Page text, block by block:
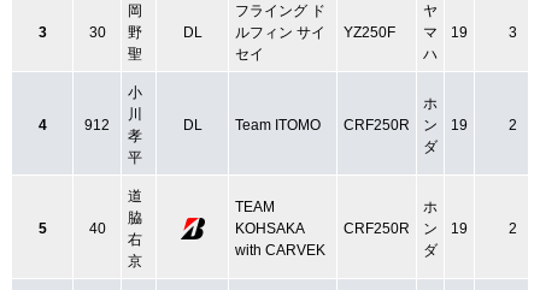
3 30
岡
野
聖
DL
フライング ド
ルフィン サイ
セイ
YZ250F
ヤ
マ
ハ
19 3
4 912
小
川
孝
平
DL Team ITOMO CRF250R
ホ
ン
ダ
19 2
5 40
道
脇
右
京
TEAM
KOHSAKA
with CARVEK
CRF250R
ホ
ン
ダ
19 2